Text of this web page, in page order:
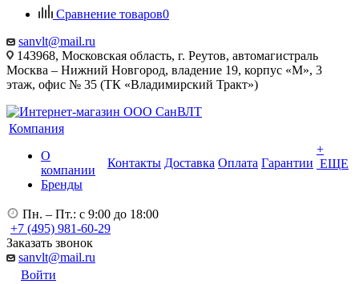
Сравнение товаров0
sanvlt@mail.ru
143968, Московская область, г. Реутов, автомагистраль
Москва – Нижний Новгород, владение 19, корпус «М», 3
этаж, офис № 35 (ТК «Владимирский Тракт»)
Компания
О
компании
Бренды
Контакты Доставка Оплата Гарантии
+
ЕЩЕ
Пн. – Пт.: с 9:00 до 18:00
+7 (495) 981-60-29
Заказать звонок
sanvlt@mail.ru
Войти